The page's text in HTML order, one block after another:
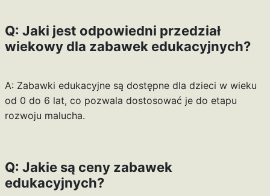
Q: Jaki jest odpowiedni przedział
wiekowy dla zabawek edukacyjnych?
A: Zabawki edukacyjne są dostępne dla dzieci w wieku
od 0 do 6 lat, co pozwala dostosować je do etapu
rozwoju malucha.
Q: Jakie są ceny zabawek
edukacyjnych?